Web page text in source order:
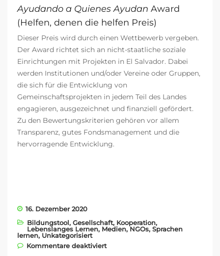
Ayudando a Quienes Ayudan Award
(Helfen, denen die helfen Preis)
Dieser Preis wird durch einen Wettbewerb vergeben.
Der Award richtet sich an nicht-staatliche soziale
Einrichtungen mit Projekten in El Salvador. Dabei
werden Institutionen und/oder Vereine oder Gruppen,
die sich für die Entwicklung von
Gemeinschaftsprojekten in jedem Teil des Landes
engagieren, ausgezeichnet und finanziell gefördert.
Zu den Bewertungskriterien gehören vor allem
Transparenz, gutes Fondsmanagement und die
hervorragende Entwicklung.
16. Dezember 2020
Bildungstool, Gesellschaft, Kooperation,
Lebenslanges Lernen, Medien,NGOs, Sprachen
lernen, Unkategorisiert
Kommentare deaktiviertfür Unser neuer NGO-Partner